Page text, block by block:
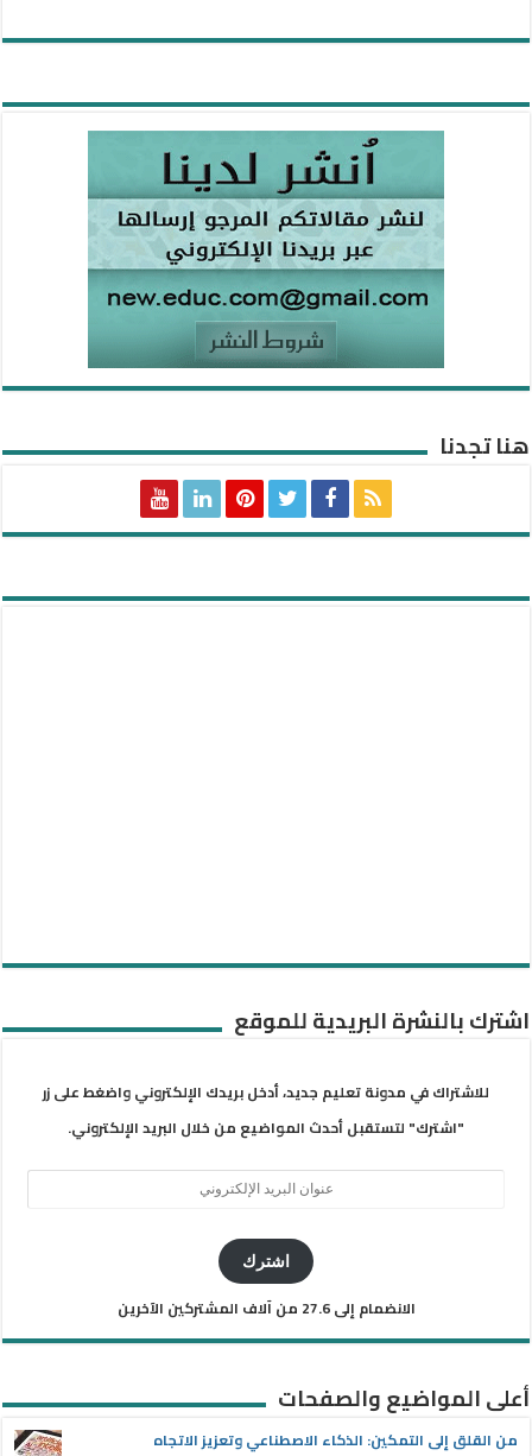
هنا تجدنا
اشترك بالنشرة البريدية للموقع
للاشتراك في مدونة تعليم جديد، أدخل بريدك الإلكتروني واضغط على زر
"اشترك" لتستقبل أحدث المواضيع من خلال البريد الإلكتروني.
اشترك
الانضمام إلى 27.6 من آلاف المشتركين الآخرين
أعلى المواضيع والصفحات
من القلق إلى التمكين: الذكاء الاصطناعي وتعزيز الاتجاه